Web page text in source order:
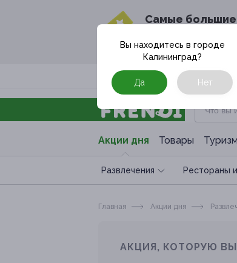
Cамые
в твоём
Москва
Акции дня Товары Туризм
Развлечения Рестораны
Вы находитесь в городе
Калининград?
Да Нет
Главная Акции дня
АКЦИЯ, КОТОРУЮ